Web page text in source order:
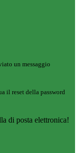
un messaggio
il reset della password
di posta elettronica!